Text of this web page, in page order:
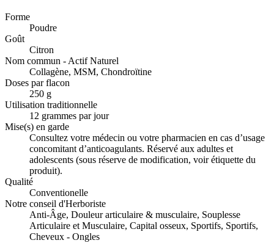
Forme
Poudre
Goût
Citron
Nom commun - Actif Naturel
Collagène, MSM, Chondroïtine
Doses par flacon
250 g
Utilisation traditionnelle
12 grammes par jour
Mise(s) en garde
Consultez votre médecin ou votre pharmacien en cas d’usage
concomitant d’anticoagulants. Réservé aux adultes et
adolescents (sous réserve de modification, voir étiquette du
produit).
Qualité
Conventionelle
Notre conseil d'Herboriste
Anti-Âge, Douleur articulaire & musculaire, Souplesse
Articulaire et Musculaire, Capital osseux, Sportifs, Sportifs,
Cheveux - Ongles